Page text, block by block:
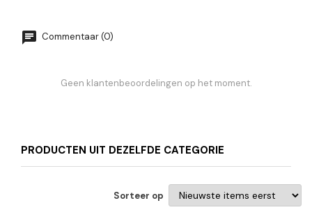
Commentaar (0)
Geen klantenbeoordelingen op het moment.
PRODUCTEN UIT DEZELFDE CATEGORIE
Sorteer op